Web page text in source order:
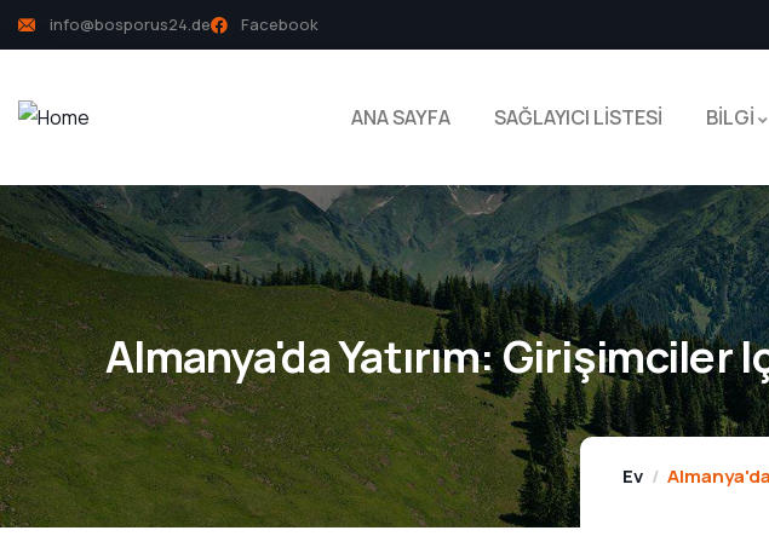
info@bosporus24.de Facebook
ANA SAYFA SAĞLAYICI LİSTESİ BİLGİ
Almanya'da Yatırım: Girişimciler
Ev